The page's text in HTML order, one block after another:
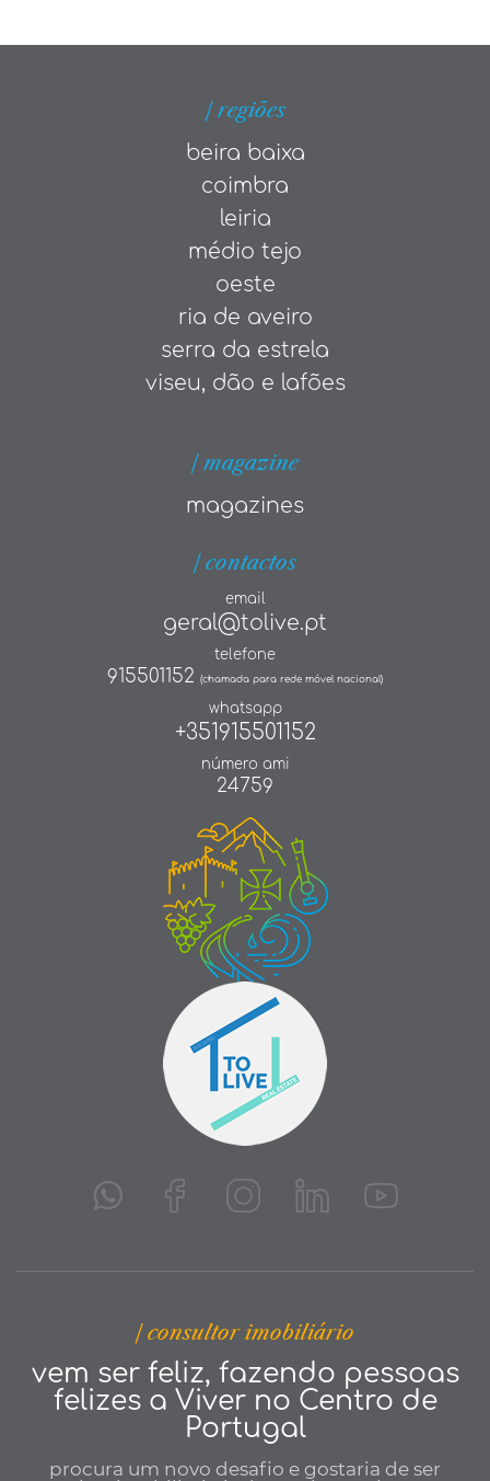
| regiões
beira baixa
coimbra
leiria
médio tejo
oeste
ria de aveiro
serra da estrela
viseu, dão e lafões
| magazine
magazines
| contactos
email
geral@tolive.pt
telefone
915501152 (chamada para rede móvel nacional)
whatsapp
+351915501152
número ami
24759
| consultor imobiliário
vem ser feliz, fazendo pessoas
felizes a Viver no Centro de
Portugal
procura um novo desafio e gostaria de ser